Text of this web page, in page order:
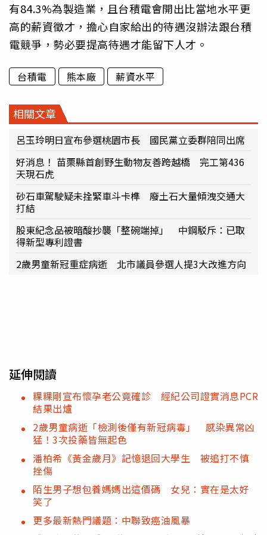
有84.3%為製造業，且台積電會開出比當地水平更
高的薪資徵才，擔心自家給出的待遇沒辦法跟台積
電競爭，勢必要提高待遇才能留下人才。
台積電 熊本廠 薪資水平
相關文章
呂玉玲明日宣布參選桃園市長 國民黨立委群陪同出席
好消息！ 苗栗縣首創野生動物友善跨越橋 完工第436
天現石虎
砂石車駕駛疑未拴緊車斗卡榫 廢土石大量傾洩交通大
打結
股東紀念品被暗酸抄襲「整碗端掉」 中鋼駁斥：已取
得新型專利證書
2歲男童新冠重症病逝 北市議員參選人提3大改進方向
延伸閱讀
粿粿剛宣布懷孕老公竟確診 經紀公司證實消息PCR
結果出爐
2歲男童病逝「檢測後僅有新冠病毒」 感染異常凶
猛！3次投藥皆無起色
潘柏希《黃金歲月》記憶退回大學生 被追打不慎
挫傷
陌生男子想包養媽媽出這價碼 女兒：實在是太好
笑了
更多最新熱門議題：中聯致癌油風暴